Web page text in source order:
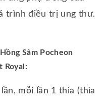
trình điều trị ung thư.
Sâm Pocheon
Royal:
mỗi lần 1 thìa (thìa